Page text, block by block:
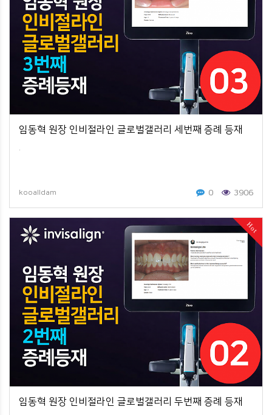
임동혁 원장 인비절라인 글로벌갤러리 세번째 증례 등재
kooalldam 0 3906
Hot
임동혁 원장 인비절라인 글로벌갤러리 두번째 증례 등재